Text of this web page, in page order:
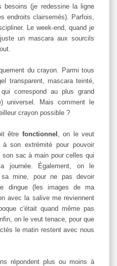
besoins (je redessine la ligne
endroits clairsemés). Parfois,
Le week-end, quand je
un mascara aux sourcils
du crayon. Parmi tous
transparent, mascara teinté,
correspond au plus grand
universel. Mais comment le
crayon possible ?
être fonctionnel , on le veut
son extrémité pour pouvoir
son sac à main pour celles qui
journée. Également, on le
mine, pour ne pas devoir
dingue (les images de ma
avec la salive me reviennent
c'était quand même pas
on le veut tenace, pour que
le matin restent avec nous
répondent plus ou moins à